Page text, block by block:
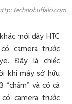
technobuffalo.com
mới đây HTC
camera trước
Đây là chiếc
khi máy sở hữu
“chấm” và có cả
camera trước